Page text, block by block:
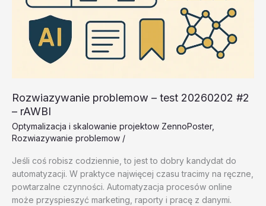
Rozwiazywanie problemow – test 20260202 #2
– rAWBI
Optymalizacja i skalowanie projektow ZennoPoster,
Rozwiazywanie problemow /
Jeśli coś robisz codziennie, to jest to dobry kandydat do
automatyzacji. W praktyce najwięcej czasu tracimy na ręczne,
powtarzalne czynności. Automatyzacja procesów online
może przyspieszyć marketing, raporty i pracę z danymi.